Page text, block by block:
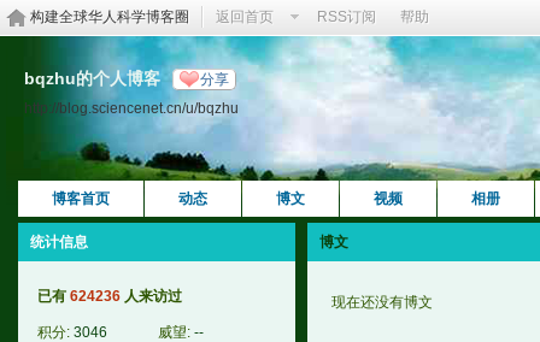
构建全球华人科学博客圈 返回首页 RSS订阅 帮助
bqzhu的个人博客 分享
http://blog.sciencenet.cn/u/bqzhu
博客首页 动态 博文 视频 相册
统计信息
已有 624236 人来访过
积分: 3046 威望: --
博文
现在还没有博文